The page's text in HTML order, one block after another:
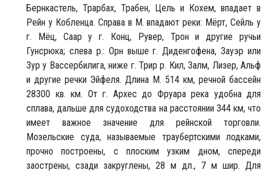
Бернкастель, Трарбах, Трабен, Цель и Кохем, впадает в
Рейн у Кобленца. Справа в М. впадают реки: Мёрт, Сейль у
г. Мёц, Саар у г. Конц, Рувер, Трон и другие ручьи
Гунсрюка; слева р.: Орн выше г. Диденгофена, Зауэр или
Зур у Вассербилига, ниже г. Трир р. Кил, Залм, Лизер, Альф
и другие речки Эйфеля. Длина М. 514 км, речной бассейн
28300 кв. км. От г. Архес до Фруара река удобна для
сплава, дальше для судоходства на расстоянии 344 км, что
имеет важное значение для рейнской торговли.
Мозельские суда, называемые траубертскими лодками,
прочно построены, с плоским узким дном, спереди
заострены, сзади закруглены, 28 м дл., 7 м шир. Для